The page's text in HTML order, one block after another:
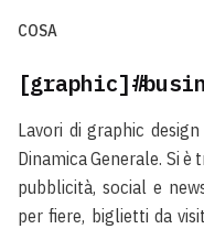
COSA
Lavori di graphic
Dinamica Generale. Si è
pubblicità, social e
per fiere, biglietti da